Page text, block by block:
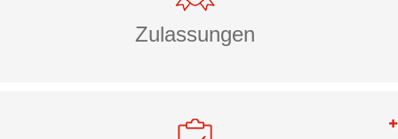
Zulassungen